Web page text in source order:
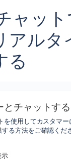
ャッ
アルタ
る
とチャットする
を使用してカスタマ
る方法をご確認くだ
示